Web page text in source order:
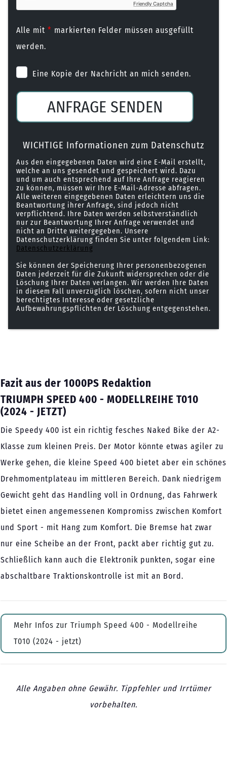
Friendly Captcha
Alle mit * markierten Felder müssen ausgefüllt
werden.
Eine Kopie der Nachricht an mich senden.
ANFRAGE SENDEN
WICHTIGE Informationen zum Datenschutz
Aus den eingegebenen Daten wird eine E-Mail erstellt,
welche an uns gesendet und gespeichert wird. Dazu
und um auch entsprechend auf Ihre Anfrage reagieren
zu können, müssen wir Ihre E-Mail-Adresse abfragen.
Alle weiteren eingegebenen Daten erleichtern uns die
Beantwortung ihrer Anfrage, sind jedoch nicht
verpflichtend. Ihre Daten werden selbstverständlich
nur zur Beantwortung Ihrer Anfrage verwendet und
nicht an Dritte weitergegeben. Unsere
Datenschutzerklärung finden Sie unter folgendem Link:
Datenschutzerklärung
Sie können der Speicherung Ihrer personenbezogenen
Daten jederzeit für die Zukunft widersprechen oder die
Löschung Ihrer Daten verlangen. Wir werden Ihre Daten
in diesem Fall unverzüglich löschen, sofern nicht unser
berechtigtes Interesse oder gesetzliche
Aufbewahrungspflichten der Löschung entgegenstehen.
Fazit aus der 1000PS Redaktion
TRIUMPH SPEED 400 - MODELLREIHE T010
(2024 - JETZT)
Die Speedy 400 ist ein richtig fesches Naked Bike der A2-
Klasse zum kleinen Preis. Der Motor könnte etwas agiler zu
Werke gehen, die kleine Speed 400 bietet aber ein schönes
Drehmomentplateau im mittleren Bereich. Dank niedrigem
Gewicht geht das Handling voll in Ordnung, das Fahrwerk
bietet einen angemessenen Kompromiss zwischen Komfort
und Sport - mit Hang zum Komfort. Die Bremse hat zwar
nur eine Scheibe an der Front, packt aber richtig gut zu.
Schließlich kann auch die Elektronik punkten, sogar eine
abschaltbare Traktionskontrolle ist mit an Bord.
Mehr Infos zur Triumph Speed 400 - Modellreihe
T010 (2024 - jetzt)
Alle Angaben ohne Gewähr. Tippfehler und Irrtümer
vorbehalten.